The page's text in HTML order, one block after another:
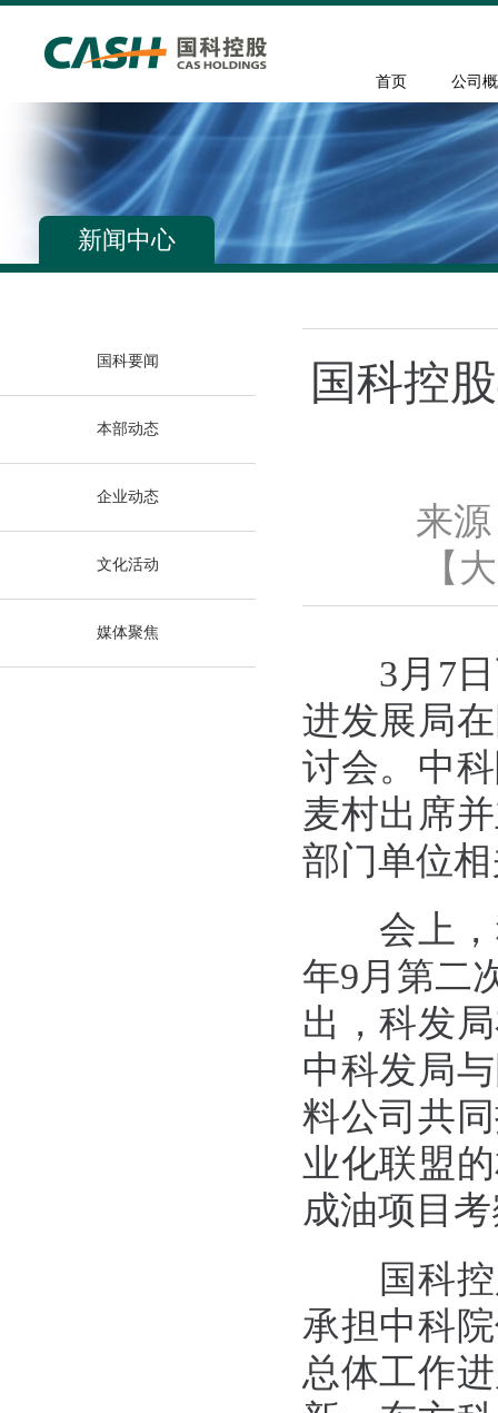
首页 公司
新闻中心
国科要闻
本部动态
企业动态
文化活动
媒体聚焦
国科控
来
【 大
3月7日
进发展局
讨会。中
麦村出席
部门单位
会上，
年9月第二
出，科发
中科发局
料公司共
业化联盟
成油项目
国科控
承担中科
总体工作